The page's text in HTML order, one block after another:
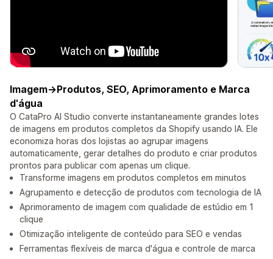
Imagem→Produtos, SEO, Aprimoramento e Marca
d'água
O CataPro AI Studio converte instantaneamente grandes lotes
de imagens em produtos completos da Shopify usando IA. Ele
economiza horas dos lojistas ao agrupar imagens
automaticamente, gerar detalhes do produto e criar produtos
prontos para publicar com apenas um clique.
Transforme imagens em produtos completos em minutos
Agrupamento e detecção de produtos com tecnologia de IA
Aprimoramento de imagem com qualidade de estúdio em 1
clique
Otimização inteligente de conteúdo para SEO e vendas
Ferramentas flexíveis de marca d'água e controle de marca